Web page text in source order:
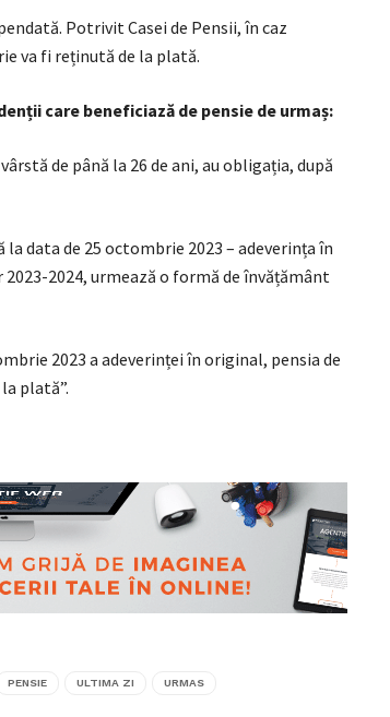
Potrivit Casei de Pensii, în caz
va fi reținută de la plată.
care beneficiază de pensie de urmaș:
de până la 26 de ani, au obligația, după
data de 25 octombrie 2023 – adeverința în
2024, urmează o formă de învățământ
2023 a adeverinței în original, pensia de
plată”.
PENSIE ULTIMA ZI URMAS